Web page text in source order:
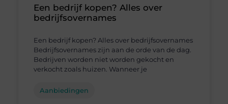
Een bedrijf kopen? Alles over
bedrijfsovernames
Een bedrijf kopen? Alles over bedrijfsovernames
Bedrijfsovernames zijn aan de orde van de dag.
Bedrijven worden niet worden gekocht en
verkocht zoals huizen. Wanneer je
Aanbiedingen